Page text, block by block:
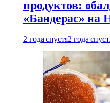
продуктов:
«Бандерас» на
2 года спустя2 года